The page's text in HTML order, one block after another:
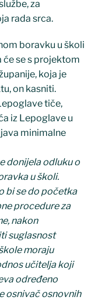
za
rada srca.
boravku u školi
će se s projektom
koja je
on kasniti.
tiče,
iz Lepoglave u
minimalne
donijela odluku o
u školi.
bi se do početka
procedure za
nakon
suglasnost
moraju
učitelja koji
određeno
osnivač osnovnih